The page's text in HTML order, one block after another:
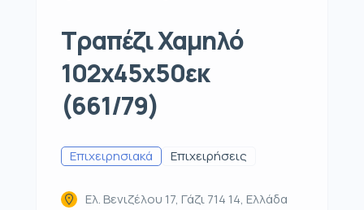
Τραπέζι Χαμηλό
102x45x50εκ
(661/79)
Επιχειρησιακά Επιχειρήσεις
Ελ. Βενιζέλου 17, Γάζι 714 14, Ελλάδα